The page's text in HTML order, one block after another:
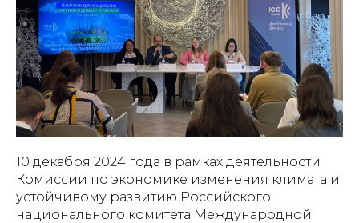
10 декабря 2024 года в рамках деятельности
Комиссии по экономике изменения климата и
устойчивому развитию Российского
национального комитета Международной